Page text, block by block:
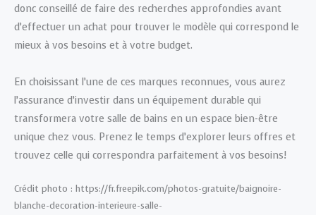
donc conseillé de faire des recherches approfondies avant
d’effectuer un achat pour trouver le modèle qui correspond le
mieux à vos besoins et à votre budget.
En choisissant l’une de ces marques reconnues, vous aurez
l’assurance d’investir dans un équipement durable qui
transformera votre salle de bains en un espace bien-être
unique chez vous. Prenez le temps d’explorer leurs offres et
trouvez celle qui correspondra parfaitement à vos besoins!
Crédit photo : https://fr.freepik.com/photos-gratuite/baignoire-
blanche-decoration-interieure-salle-